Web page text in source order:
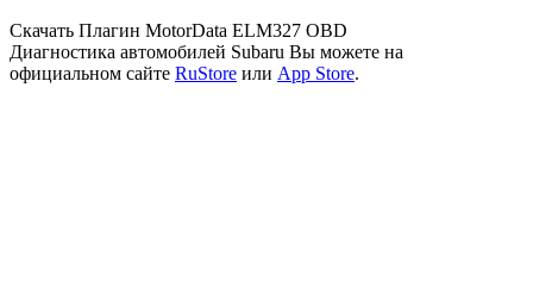
Скачать Плагин MotorData ELM327 OBD
Диагностика автомобилей Subaru Вы можете на
официальном сайте RuStore или App Store.